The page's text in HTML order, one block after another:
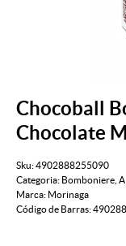
Chocoball
Chocolate
Sku:4902888255090
Categoria: Bomboniere
Marca: Morinaga
Código de Barras: